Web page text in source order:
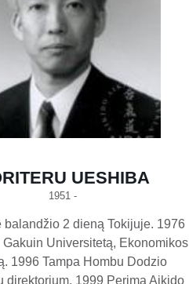
UESHIBA
1951 -
balandžio 2 dieną Tokijuje. 1976
Gakuin Universitetą, Ekonomikos
1996 Tampa Hombu Dodzio
direktorium. 1999 Perima Aikido